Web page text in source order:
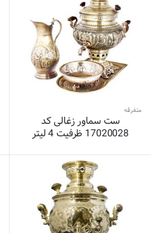
متفرقه
ست سماور زغالی کد
17020028 ظرفیت 4 لیتر